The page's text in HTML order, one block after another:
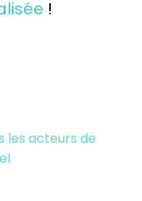
!
les acteurs de